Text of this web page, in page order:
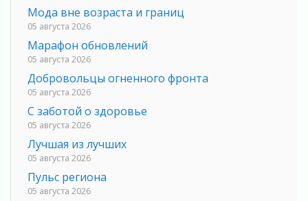
Мода вне возраста и границ
05 августа 2026
Марафон обновлений
05 августа 2026
Добровольцы огненного фронта
05 августа 2026
С заботой о здоровье
05 августа 2026
Лучшая из лучших
05 августа 2026
Пульс региона
05 августа 2026